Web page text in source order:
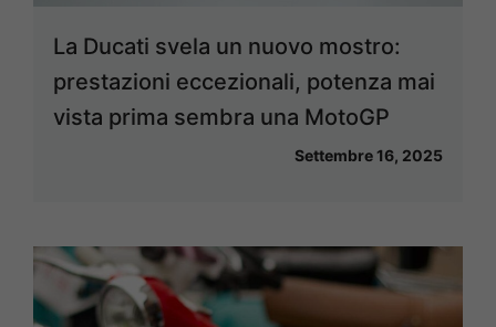
La Ducati svela un nuovo mostro:
prestazioni eccezionali, potenza mai
vista prima sembra una MotoGP
Settembre 16, 2025